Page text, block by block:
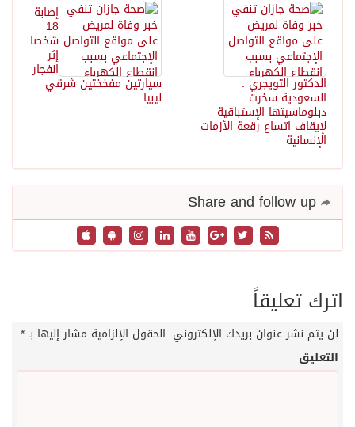
إصابة
18
شخصا
إثر
انفجار
سيارتين مفخختين شرقي
ليبيا
الدكتور التويجري :
السعودية سخرت
دبلوماسيتها الإستباقية
لإيقاف اتساع رقعة الأزمات
الإنسانية
اترك تعليقاً
لن يتم نشر عنوان بريدك الإلكتروني. الحقول الإلزامية مشار إليها بـ*
التعليق